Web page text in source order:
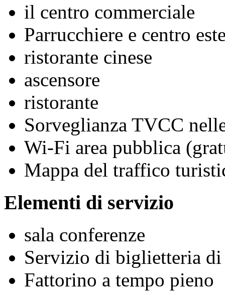
il centro commerciale
Parrucchiere e centro
ristorante cinese
ascensore
ristorante
Sorveglianza TVCC
Wi-Fi area pubblica
Mappa del traffico
Elementi di servizio
sala conferenze
Servizio di biglietteria
Fattorino a tempo pieno